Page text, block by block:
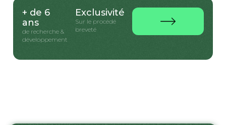
+ de 6
ans
de recherche &
développement
Exclusivité
Sur le procédé
breveté